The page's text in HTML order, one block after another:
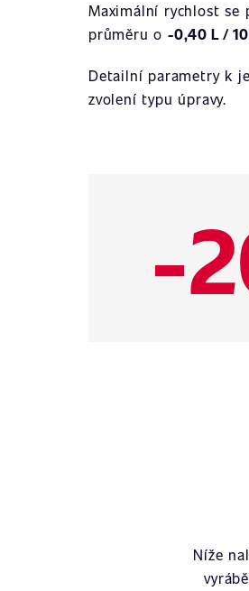
Maximální rychlost se
průměru o-0,40 L /
Detailní parametry k
zvolení typu úpravy.
-
Níže